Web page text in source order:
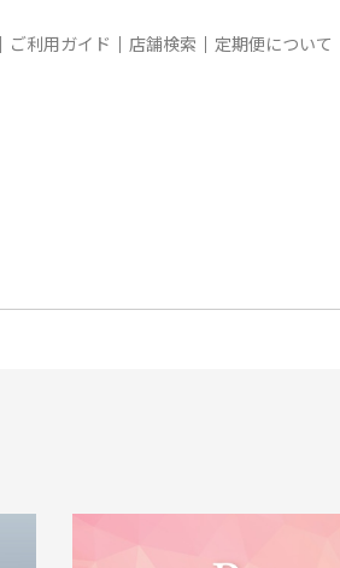
ご利用ガイド 店舗検索 定期便について